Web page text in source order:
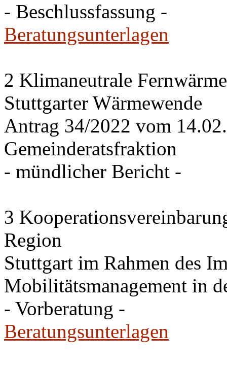
- Beschlussfassung -
Beratungsunterlagen
2 Klimaneutrale
Stuttgarter Wärmewende
Antrag 34/2022 vom
Gemeinderatsfraktion
- mündlicher Bericht -
3
Region
Stuttgart im Rahmen des
Mobilitätsmanagement in
- Vorberatung -
Beratungsunterlagen